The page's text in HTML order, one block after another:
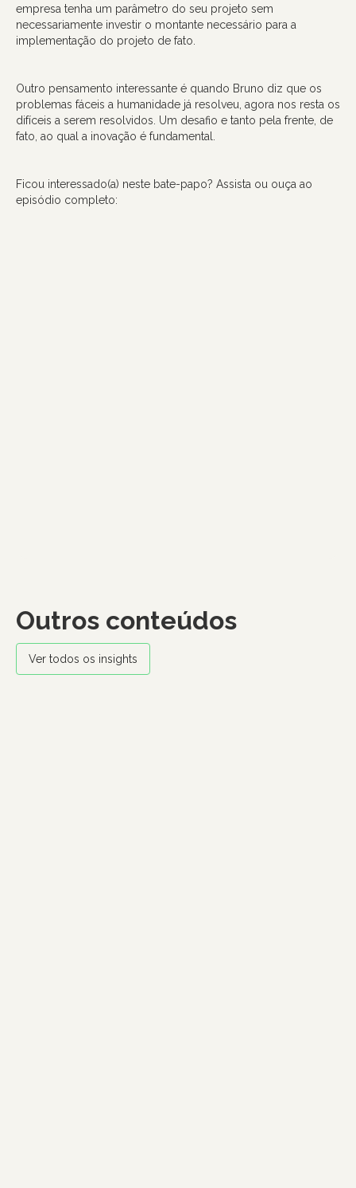
empresa tenha um parâmetro do seu projeto sem
necessariamente investir o montante necessário para a
implementação do projeto de fato.
Outro pensamento interessante é quando Bruno diz que os
problemas fáceis a humanidade já resolveu, agora nos resta os
difíceis a serem resolvidos. Um desafio e tanto pela frente, de
fato, ao qual a inovação é fundamental.
Ficou interessado(a) neste bate-papo? Assista ou ouça ao
episódio completo:
Outros conteúdos
Ver todos os insights